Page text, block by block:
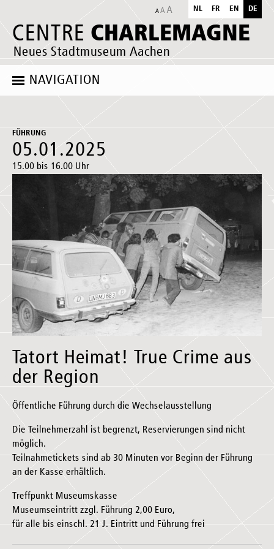
CENTRE CHARLEMAGNE
Neues Stadtmuseum Aachen
NL FR EN DE
NAVIGATION
FÜHRUNG
05.01.2025
15.00 bis 16.00 Uhr
Tatort Heimat! True Crime aus
der Region
Öffentliche Führung durch die Wechselausstellung
Die Teilnehmerzahl ist begrenzt, Reservierungen sind nicht
möglich.
Teilnahmetickets sind ab 30 Minuten vor Beginn der Führung
an der Kasse erhältlich.
Treffpunkt Museumskasse
Museumseintritt zzgl. Führung 2,00 Euro,
für alle bis einschl. 21 J. Eintritt und Führung frei